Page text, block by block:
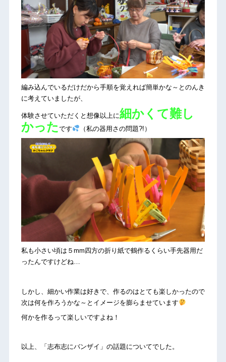
編み込んでいるだけだから手順を覚えれば簡単かな～とのんき
に考えていましたが、
体験させていただくと想像以上に細かくて難し
かった です （私の器用さの問題?!）
私も小さい頃は５mm四方の折り紙で鶴作るくらい手先器用だ
ったんですけどね…
しかし、細かい作業は好きで、作るのはとても楽しかったので
次は何を作ろうかな～とイメージを膨らませています
何かを作るって楽しいですよね！
以上、「志布志にバンザイ」の話題についてでした。